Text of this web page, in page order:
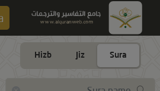
Sura
Jiz
Hizb